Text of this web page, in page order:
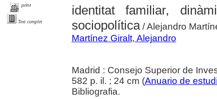
print
Text complet
identitat familiar,
sociopolítica/ Alejandro
Martínez Giralt, Alejandro
Madrid : Consejo Superior de
582 p. il. ; 24 cm (Anuario de
Bibliografia.